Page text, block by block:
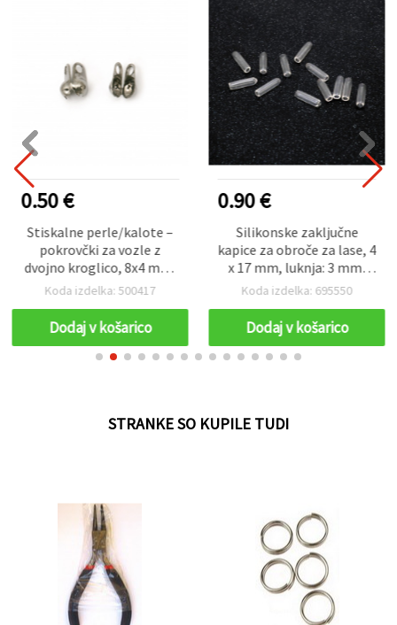
0.50 €
Stiskalne perle/kalote –
pokrovčki za vozle z
dvojno kroglico, 8x4 mm,
luknja 1 mm, grafitna
Koda izdelka: 500417
Dodaj v košarico
0.90 €
Silikonske zaključne
kapice za obroče za lase, 4
x 17 mm, luknja: 3 mm,
prozorne – 20 kosov
Koda izdelka: 695550
Dodaj v košarico
STRANKE SO KUPILE TUDI